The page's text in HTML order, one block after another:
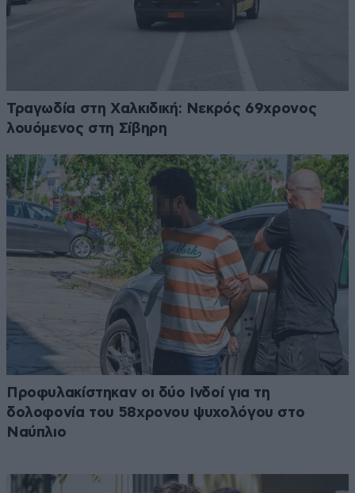
Τραγωδία στη Χαλκιδική: Νεκρός 69χρονος
λουόμενος στη Σίβηρη
Προφυλακίστηκαν οι δύο Ινδοί για τη
δολοφονία του 58χρονου ψυχολόγου στο
Ναύπλιο